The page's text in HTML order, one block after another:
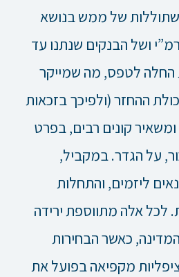
הייתה השתוללות של ממש בנושא
ושל הבנקים שנתנו עד
החלה לטפס, מה שמייקר
ההחזר (ולפיכך בזכאות
קונים רבים, בפרט
על הגדר. במקביל,
ליזמים, והתחלות
לכל אלה מתווספת ירידה
כאשר הבחירות
מקפיאה בפועל את